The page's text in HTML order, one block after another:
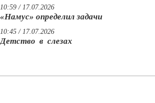
10:59 / 17.07.2026
«Намус» определил задачи
10:45 / 17.07.2026
Детство в слезах